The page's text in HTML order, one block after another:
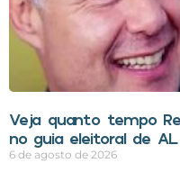
Veja quanto tempo
no guia eleitoral de AL
6 de agosto de 2026